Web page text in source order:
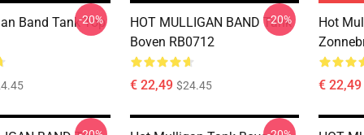
Band Tank Top
-20%
HOT MULLIGAN BAND Tank
Boven RB0712
€ 22,49 $24.45
-20%
Hot
€ 22,49